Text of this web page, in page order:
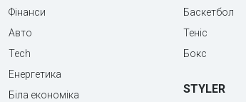
Фінанси
Авто
Tech
Енергетика
Біла економіка
Баскетбол
Теніс
Бокс
STYLER